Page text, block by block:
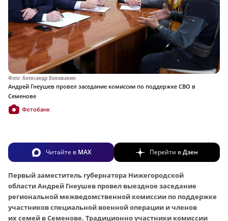
Фото: Александр Воложанин
Андрей Гнеушев провел заседание комиссии по поддержке СВО в
Семенове
Фотобанк
Читайте в MAX Перейти вДзен
Первый заместитель губернатора Нижегородской
области Андрей Гнеушев провел выездное заседание
региональной межведомственной комиссии по поддержке
участников специальной военной операции и членов
их семей в Семенове. Традиционно участники комиссии